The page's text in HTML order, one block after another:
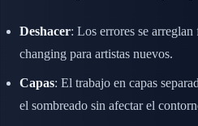
Deshacer: Los errores se
changing para artistas nuevos.
Capas: El trabajo en capas
el sombreado sin afectar el